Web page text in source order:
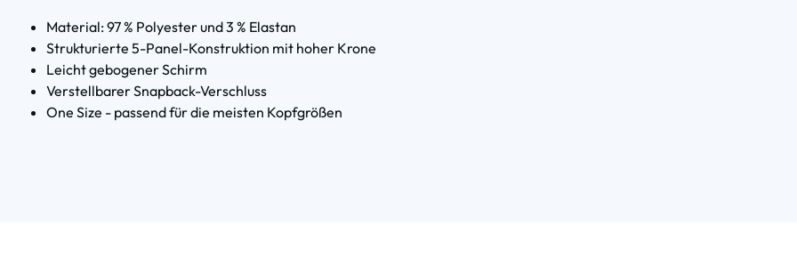
Material: 97 % Polyester und 3 % Elastan
Strukturierte 5-Panel-Konstruktion mit hoher Krone
Leicht gebogener Schirm
Verstellbarer Snapback-Verschluss
One Size - passend für die meisten Kopfgrößen